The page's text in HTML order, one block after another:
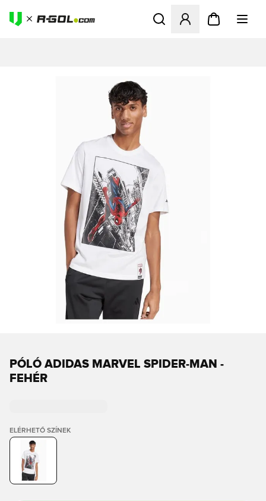
Megnyit egy modált a
PÓLÓ ADIDAS MARVEL SPIDER-MAN -
FEHÉR
ELÉRHETŐ SZÍNEK